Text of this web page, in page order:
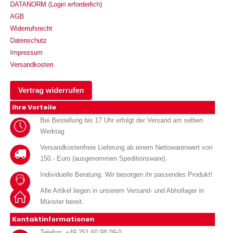
DATANORM (Login erforderlich)
AGB
Widerrufsrecht
Datenschutz
Impressum
Versandkosten
Vertrag widerrufen
Ihre Vorteile
Bei Bestellung bis 17 Uhr erfolgt der Versand am selben
Werktag
Versandkostenfreie Lieferung ab einem Nettowarenwert von
150.- Euro (ausgenommen Speditionsware).
Individuelle Beratung. Wir besorgen ihr passendes Produkt!
Alle Artikel liegen in unserem Versand- und Abhollager in
Münster bereit.
Kontaktinformationen